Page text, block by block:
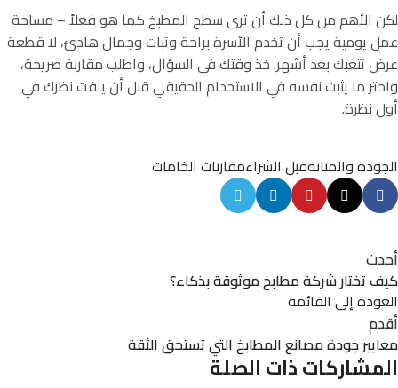
لكن الأهم من كل ذلك أن ترى سطح المطبخ كما هو فعلاً – مساحة
عمل يومية يجب أن تخدم الأسرة براحة وثبات وجمال هادئ، لا قطعة
عرض تتعبك بعد أشهر. خذ وقتك في السؤال، واطلب مقارنة صريحة،
واختر ما يثبت نفسه في الاستخدام الحقيقي قبل أن يلفت نظرك في
أول نظرة.
الجودة والمتانةقبل الشراءمقارنات الخامات
أحدث
كيف تختار شركة مطابخ موثوقة بذكاء؟
العودة إلى القائمة
أقدم
معايير جودة مصانع المطابخ التي تستحق الثقة
المشاركات ذات الصلة